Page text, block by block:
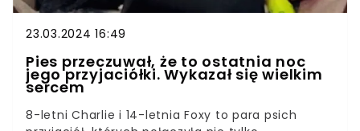
23.03.2024 16:49
Pies przeczuwał, że to ostatnia noc
jego przyjaciółki. Wykazał się wielkim
sercem
8-letni Charlie i 14-letnia Foxy to para psich